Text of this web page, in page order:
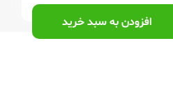
افزودن به سبد خرید